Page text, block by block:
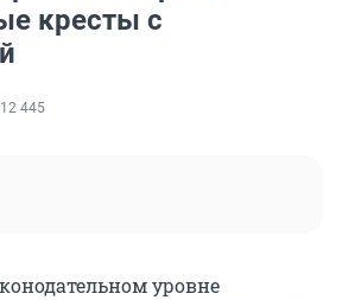
кресты с
12 445
уровне